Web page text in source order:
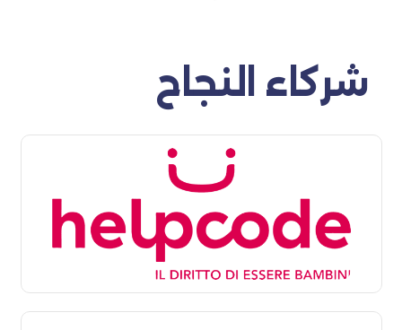
شركاء النجاح